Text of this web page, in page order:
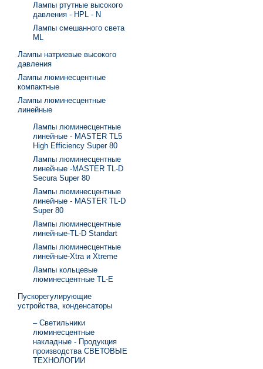
Лампы ртутные высокого
давления - HPL - N
Лампы смешанного света
ML
Лампы натриевые высокого
давления
Лампы люминесцентные
компактные
Лампы люминесцентные
линейные
Лампы люминесцентные
линейные - MASTER TL5
High Efficiency Super 80
Лампы люминесцентные
линейные -MASTER TL-D
Secura Super 80
Лампы люминесцентные
линейные - MASTER TL-D
Super 80
Лампы люминесцентные
линейные-TL-D Standart
Лампы люминесцентные
линейные-Xtra и Xtreme
Лампы кольцевые
люминесцентные TL-E
Пускорегулирующие
устройства, конденсаторы
– Светильники
люминесцентные
накладные - Продукция
производства СВЕТОВЫЕ
ТЕХНОЛОГИИ